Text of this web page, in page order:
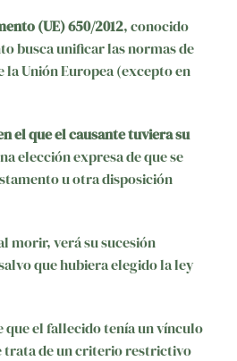
(UE) 650/2012, conocido
busca unificar las normas de
Unión Europea (excepto en
el que el causante tuviera su
elección expresa de que se
u otra disposición
morir, verá su sucesión
que hubiera elegido la ley
que el fallecido tenía un vínculo
trata de un criterio restrictivo